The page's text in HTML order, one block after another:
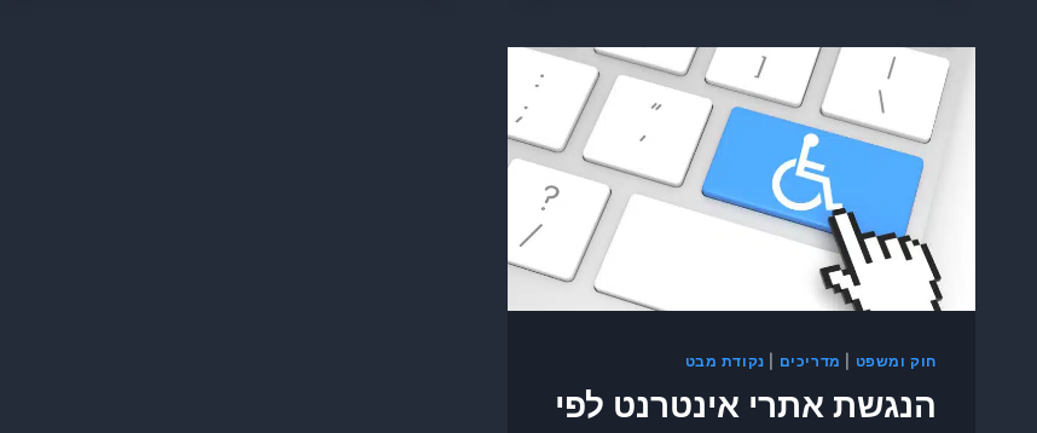
חוק ומשפט מדריכים נקודת מבט
הנגשת אתרי אינטרנט לפי